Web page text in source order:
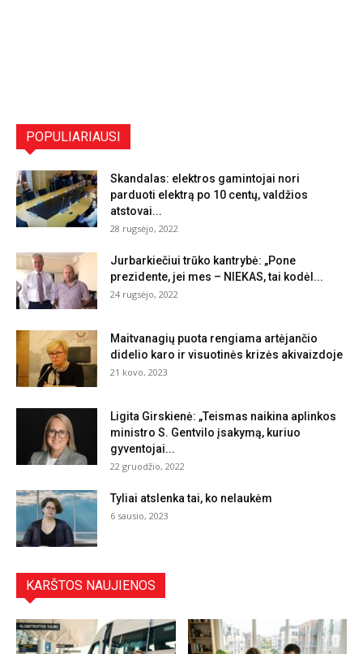
POPULIARIAUSI
Skandalas: elektros gamintojai nori
parduoti elektrą po 10 centų, valdžios
atstovai...
28 rugsėjo, 2022
Jurbarkiečiui trūko kantrybė: „Pone
prezidente, jei mes – NIEKAS, tai kodėl...
24 rugsėjo, 2022
Maitvanagių puota rengiama artėjančio
didelio karo ir visuotinės krizės akivaizdoje
21 kovo, 2023
Ligita Girskienė: „Teismas naikina aplinkos
ministro S. Gentvilo įsakymą, kuriuo
gyventojai...
22 gruodžio, 2022
Tyliai atslenka tai, ko nelaukėm
6 sausio, 2023
KARŠTOS NAUJIENOS